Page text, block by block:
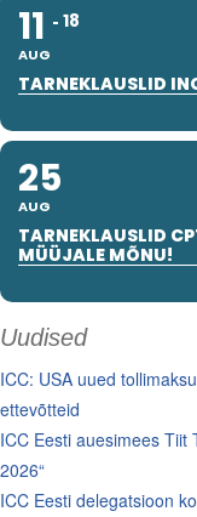
11
AUG
18
TARNEKLAUSLID
25
AUG
TARNEKLAUSLID
MÜÜJALE MÕNU!
Uudised
ICC: USA uued
ettevõtteid
ICC Eesti auesimees Tiit
2026“
ICC Eesti delegatsioon